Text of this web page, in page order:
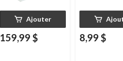
Ajouter
159,99 $ 8,99 $